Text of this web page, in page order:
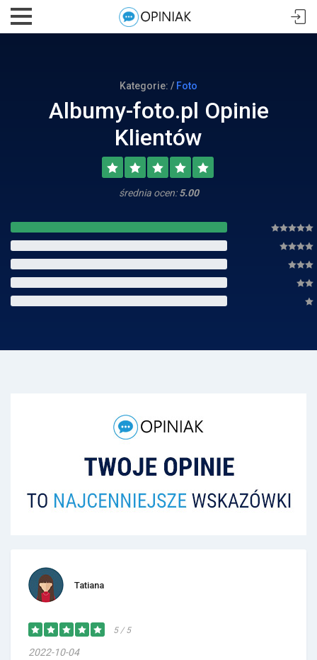
Kategorie: / Foto
Albumy-foto.pl Opinie
Klientów
średnia ocen:5.00
Tatiana
5 / 5
2022-10-04